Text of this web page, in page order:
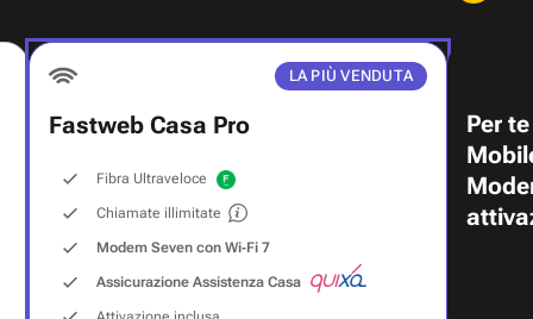
LA PIÙ VENDUTA
Fastweb Casa Pro
Fibra Ultraveloce
Chiamate illimitate
Modem Seven con Wi‑Fi 7
Assicurazione Assistenza Casa
Per